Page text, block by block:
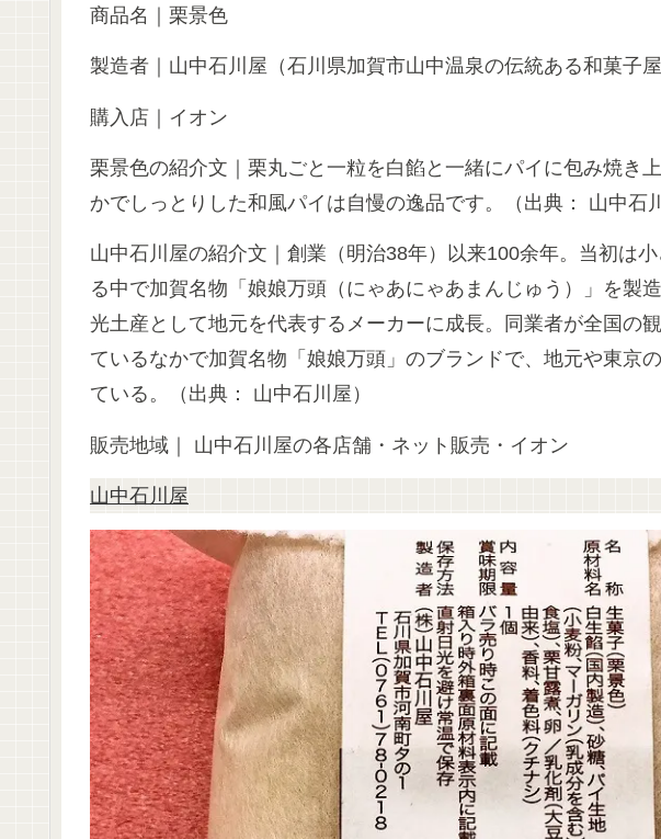
商品名｜栗景色
製造者｜山中石川屋（石川県加賀市山中温泉の伝統ある和菓子屋
購入店｜イオン
栗景色の紹介文｜栗丸ごと一粒を白餡と一緒にパイに包み焼き
かでしっとりした和風パイは自慢の逸品です。（出典： 山中石
山中石川屋の紹介文｜創業（明治38年）以来100余年。当初は
る中で加賀名物「娘娘万頭（にゃあにゃあまんじゅう）」を製
光土産として地元を代表するメーカーに成長。同業者が全国の
ているなかで加賀名物「娘娘万頭」のブランドで、地元や東京
ている。（出典： 山中石川屋）
販売地域｜ 山中石川屋の各店舗・ネット販売・イオン
山中石川屋